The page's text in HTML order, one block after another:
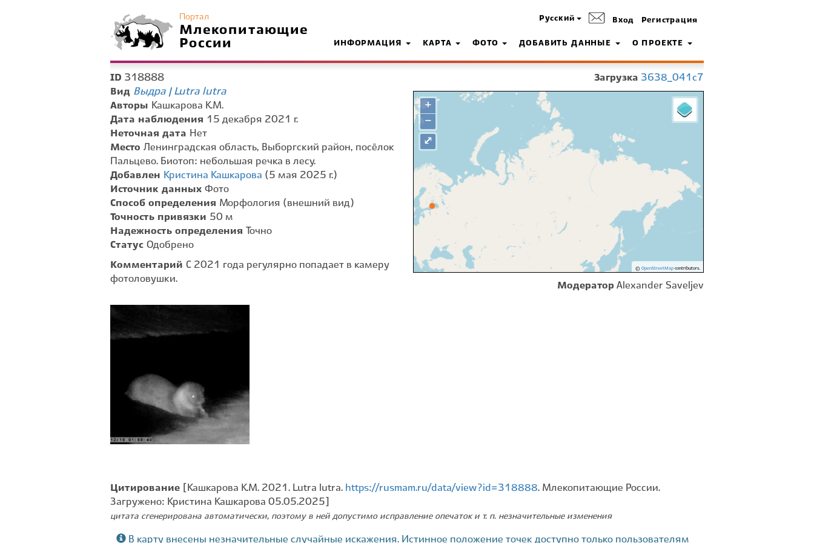
Портал
Млекопитающие
России
Русский Вход Регистрация
ИНФОРМАЦИЯ КАРТА ФОТО ДОБАВИТЬ ДАННЫЕ О ПРОЕКТЕ
ID 318888
Вид Выдра | Lutra lutra
Авторы Кашкарова К.М.
Дата наблюдения 15 декабря 2021 г.
Неточная дата Нет
Место Ленинградская область, Выборгский район, посёлок
Пальцево. Биотоп: небольшая речка в лесу.
Добавлен Кристина Кашкарова (5 мая 2025 г.)
Источник данных Фото
Способ определения Морфология (внешний вид)
Точность привязки 50 м
Надежность определения
Точно
Статус Одобрено
Комментарий С 2021 года регулярно попадает в камеру
фотоловушки.
Загрузка 3638_041c7
+
−
© OpenStreetMapcontributors.
⤢
Модератор Alexander Saveljev
Цитирование [Кашкарова К.М. 2021. Lutra lutra. https://rusmam.ru/data/view?id=318888. Млекопитающие России.
Загружено: Кристина Кашкарова 05.05.2025]
цитата сгенерирована автоматически, поэтому в ней допустимо исправление опечаток и т. п. незначительные изменения
В карту внесены незначительные случайные искажения. Истинное положение точек доступно только пользователям